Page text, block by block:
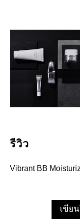
รีวิว
Vibrant BB
เขีย